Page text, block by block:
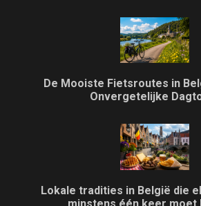
De Mooiste Fietsroutes in
Onvergetelijke
Lokale tradities in België die